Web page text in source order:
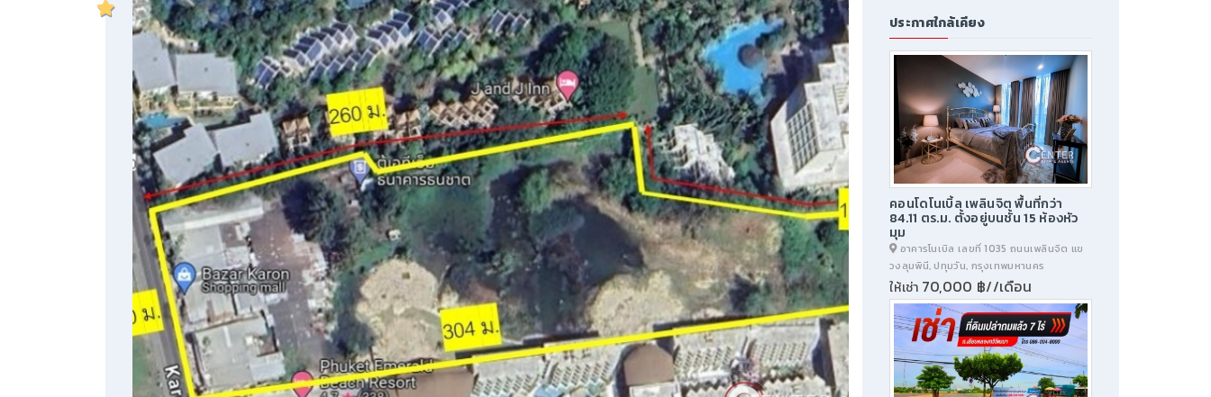
ประกาศใกล้เคียง
คอนโดโนเบิ้ล เพลินจิต พื้นที่กว่า
84.11 ตร.ม. ตั้งอยู่บนชั้น 15 ห้องหัว
มุม
อาคารโนเบิล เลขที่ 1035 ถนนเพลินจิต แข
วงลุมพินี, ปทุมวัน, กรุงเทพมหานคร
ให้เช่า 70,000 ฿//เดือน